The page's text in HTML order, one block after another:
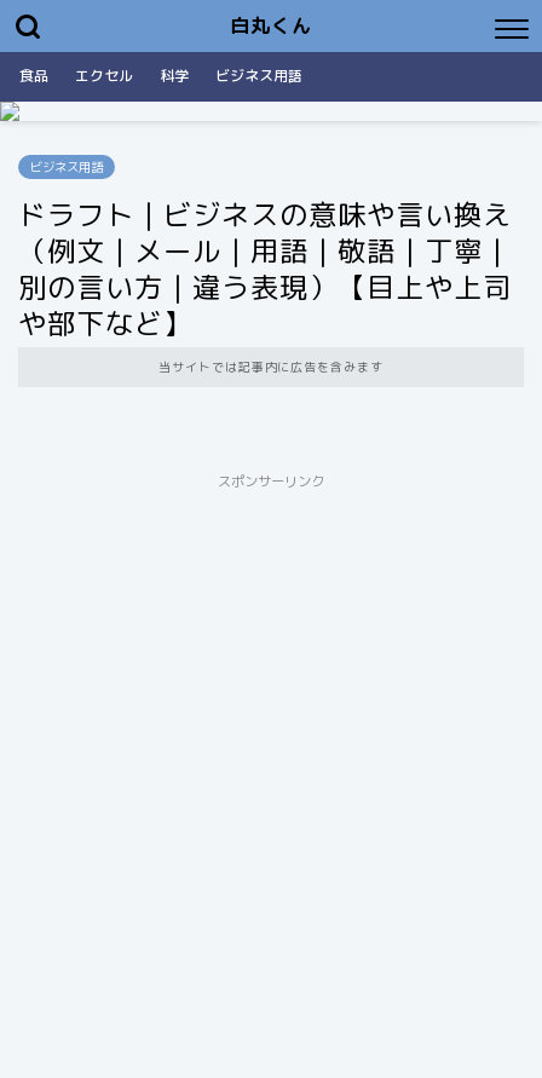
白丸くん
食品 エクセル 科学 ビジネス用語
ビジネス用語
ドラフト｜ビジネスの意味や言い換え
（例文｜メール｜用語｜敬語｜丁寧｜
別の言い方｜違う表現）【目上や上司
や部下など】
当サイトでは記事内に広告を含みます
スポンサーリンク